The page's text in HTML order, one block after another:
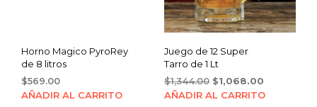
Horno Magico PyroRey
de 8 litros
$569.00
AÑADIR AL CARRITO
Juego de 12 Super
Tarro de 1 Lt
$1,344.00 Original
price
$1,068.00Current
price
AÑADIR AL CARRITO